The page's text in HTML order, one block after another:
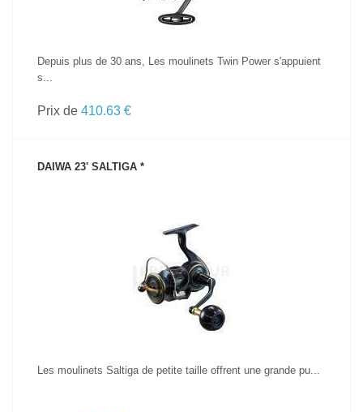
Depuis plus de 30 ans, Les moulinets Twin Power s'appuient
s...
Prix de 410.63 €
DAIWA 23' SALTIGA *
VOIR LE PRODUIT
Les moulinets Saltiga de petite taille offrent une grande pu...